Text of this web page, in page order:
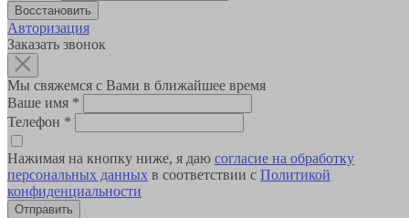
Авторизация
Заказать звонок
Мы свяжемся с Вами в ближайшее время
Ваше имя *
Телефон *
Нажимая на кнопку ниже, я даю согласие на обработку
персональных данных в соответствии с Политикой
конфиденциальности